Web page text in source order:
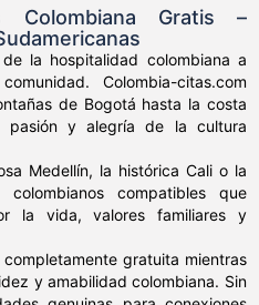
Colombiana Gratis –
la hospitalidad colombiana a
Colombia-citas.com
de Bogotá hasta la costa
pasión y alegría de la cultura
Medellín, la histórica Cali o la
colombianos compatibles que
la vida, valores familiares y
gratuita mientras
y amabilidad colombiana. Sin